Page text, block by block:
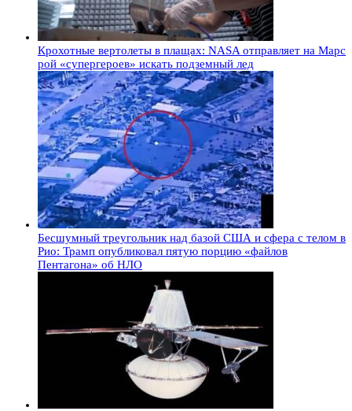
Крохотные вертолеты в плащах: NASA отправляет на Марс
рой «супергероев» искать подземный лед
Бесшумный треугольник над базой США и сфера с телом в
Рио: Трамп опубликовал пятую порцию «файлов
Пентагона» об НЛО